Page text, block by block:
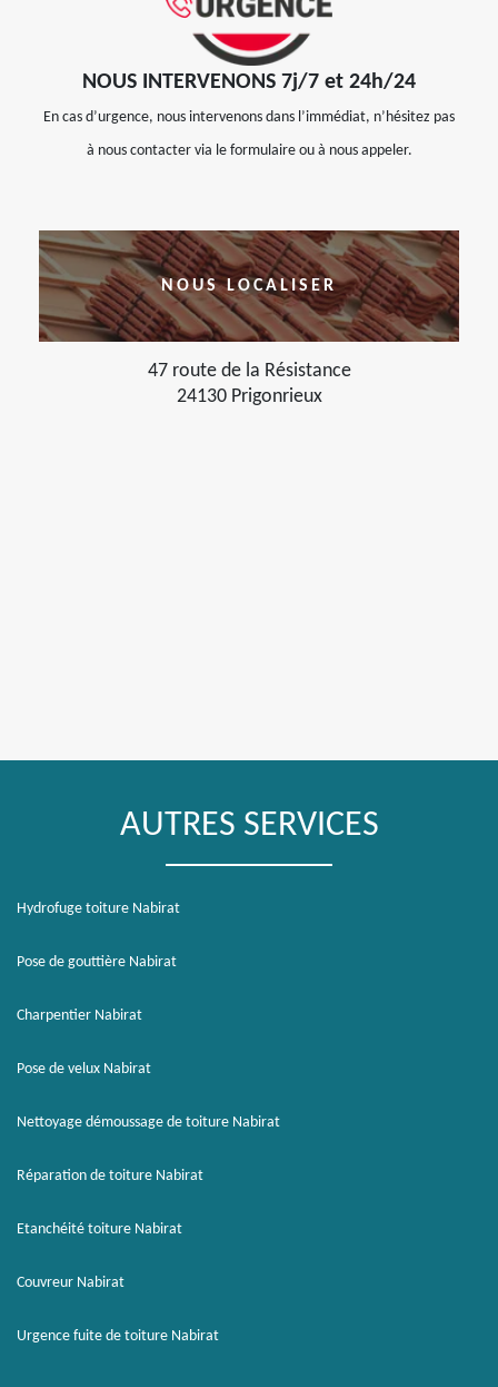
NOUS INTERVENONS 7j/7 et 24h/24
En cas d’urgence, nous intervenons dans l’immédiat, n’hésitez pas
à nous contacter via le formulaire ou à nous appeler.
NOUS LOCALISER
47 route de la Résistance
24130 Prigonrieux
AUTRES SERVICES
Hydrofuge toiture Nabirat
Pose de gouttière Nabirat
Charpentier Nabirat
Pose de velux Nabirat
Nettoyage démoussage de toiture Nabirat
Réparation de toiture Nabirat
Etanchéité toiture Nabirat
Couvreur Nabirat
Urgence fuite de toiture Nabirat